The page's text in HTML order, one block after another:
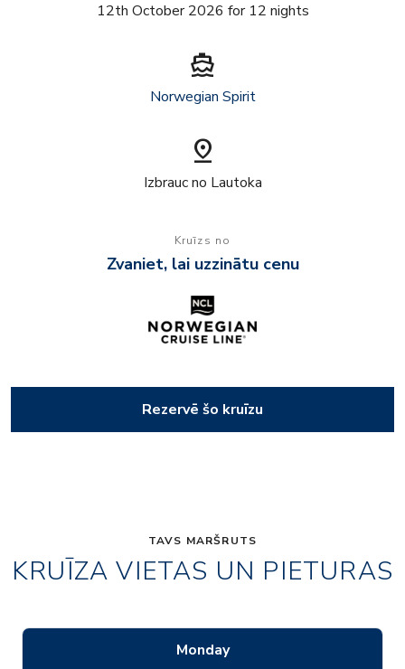
12th October 2026 for 12 nights
directions_boat
Norwegian Spirit
pin_drop
Izbrauc no Lautoka
Kruīzs no
Zvaniet, lai uzzinātu cenu
Rezervē šo kruīzu
TAVS MARŠRUTS
KRUĪZA VIETAS UN PIETURAS
Monday